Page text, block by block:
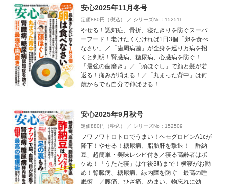
安心2025年11月冬号
定価880円（税込） ／ シリーズNo：152511
やせる！認知症、骨折、寝たきりを防ぐスーパ
ーフード！老けたくなければ1日3個「卵を食べ
なさい」／「歯周病菌」が全身を巡り万病を招
くと判明！腎臓病、糖尿病、心臓病を防ぐ！
「最強の歯磨き」／「頭ほぐし」で顔と髪が若
返る！痛みが消える！／「丸まった背中」は何
歳からでも自分で伸ばせる！
安心2025年9月秋号
定価880円（税込） ／ シリーズNo：152509
フワフワトロトロでうまい！ヘモグロビンA1cが
降下！やせる！糖尿病、脂肪肝を撃退！「酢納
豆」超簡単・美味レシピ付き／寝る高齢者はボ
ケぬ！「うたた寝」は午後3時まで！横寝がお勧
め！腎臓病、糖尿病、緑内障を防ぐ「最高の睡
眠術」／腰痛、ひざ痛、めまい、物忘れに効